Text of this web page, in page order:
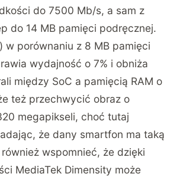
do 7500 Mb/s, a sam z
do 14 MB pamięci podręcznej.
w porównaniu z 8 MB pamięci
wydajność o 7% i obniża
między SoC a pamięcią RAM o
też przechwycić obraz o
megapikseli, choć tutaj
że dany smartfon ma taką
wspomnieć, że dzięki
MediaTek Dimensity może